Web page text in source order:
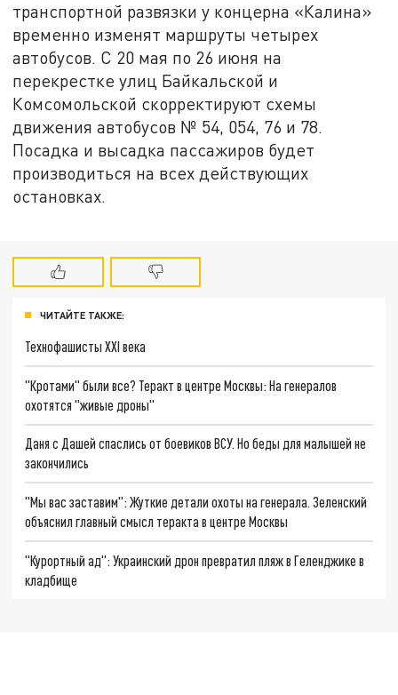
транспортной развязки у концерна «Калина»
временно изменят маршруты четырех
автобусов. С 20 мая по 26 июня на
перекрестке улиц Байкальской и
Комсомольской скорректируют схемы
движения автобусов № 54, 054, 76 и 78.
Посадка и высадка пассажиров будет
производиться на всех действующих
остановках.
ЧИТАЙТЕ ТАКЖЕ:
Технофашисты XXI века
"Кротами" были все? Теракт в центре Москвы: На генералов
охотятся "живые дроны"
Даня с Дашей спаслись от боевиков ВСУ. Но беды для малышей не
закончились
"Мы вас заставим": Жуткие детали охоты на генерала. Зеленский
объяснил главный смысл теракта в центре Москвы
"Курортный ад": Украинский дрон превратил пляж в Геленджике в
кладбище